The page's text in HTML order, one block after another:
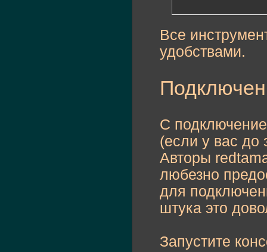
Все
удобствами.
С
(если у вас до
Авторы
любезно
для
штука это
Запустите